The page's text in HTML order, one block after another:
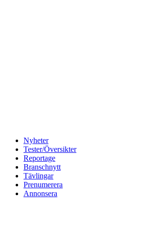
Nyheter
Tester/Översikter
Reportage
Branschnytt
Tävlingar
Prenumerera
Annonsera